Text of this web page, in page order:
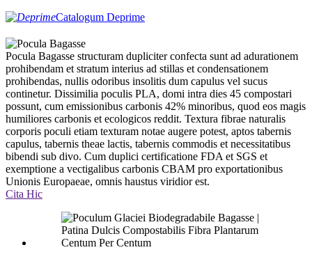
Catalogum Deprime
Pocula Bagasse structuram dupliciter confecta sunt ad adurationem
prohibendam et stratum interius ad stillas et condensationem
prohibendas, nullis odoribus insolitis dum capulus vel sucus
continetur. Dissimilia poculis PLA, domi intra dies 45 compostari
possunt, cum emissionibus carbonis 42% minoribus, quod eos magis
humiliores carbonis et ecologicos reddit. Textura fibrae naturalis
corporis poculi etiam texturam notae augere potest, aptos tabernis
capulus, tabernis theae lactis, tabernis commodis et necessitatibus
bibendi sub divo. Cum duplici certificatione FDA et SGS et
exemptione a vectigalibus carbonis CBAM pro exportationibus
Unionis Europaeae, omnis haustus viridior est.
Cita Hic